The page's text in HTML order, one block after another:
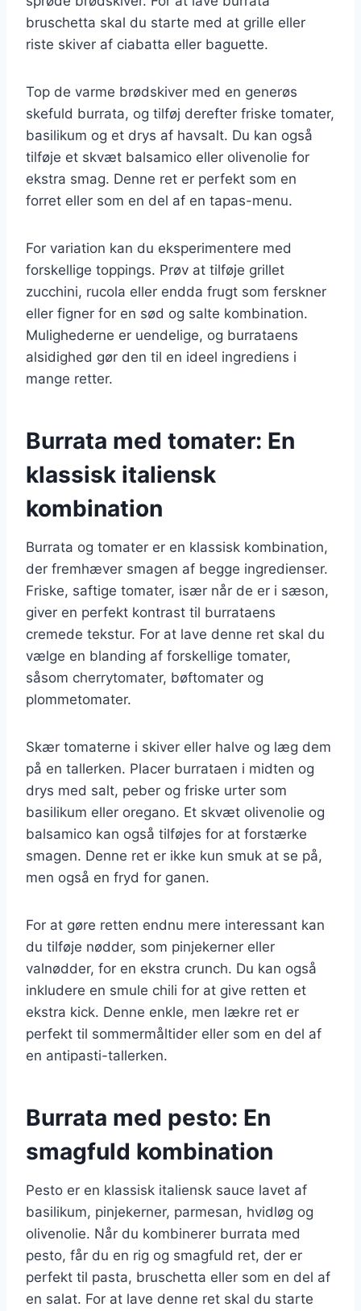
bruschetta skal du starte med at grille eller
riste skiver af ciabatta eller baguette.
Top de varme brødskiver med en generøs
skefuld burrata, og tilføj derefter friske tomater,
basilikum og et drys af havsalt. Du kan også
tilføje et skvæt balsamico eller olivenolie for
ekstra smag. Denne ret er perfekt som en
forret eller som en del af en tapas-menu.
For variation kan du eksperimentere med
forskellige toppings. Prøv at tilføje grillet
zucchini, rucola eller endda frugt som ferskner
eller figner for en sød og salte kombination.
Mulighederne er uendelige, og burrataens
alsidighed gør den til en ideel ingrediens i
mange retter.
Burrata med tomater: En
klassisk italiensk
kombination
Burrata og tomater er en klassisk kombination,
der fremhæver smagen af begge ingredienser.
Friske, saftige tomater, især når de er i sæson,
giver en perfekt kontrast til burrataens
cremede tekstur. For at lave denne ret skal du
vælge en blanding af forskellige tomater,
såsom cherrytomater, bøftomater og
plommetomater.
Skær tomaterne i skiver eller halve og læg dem
på en tallerken. Placer burrataen i midten og
drys med salt, peber og friske urter som
basilikum eller oregano. Et skvæt olivenolie og
balsamico kan også tilføjes for at forstærke
smagen. Denne ret er ikke kun smuk at se på,
men også en fryd for ganen.
For at gøre retten endnu mere interessant kan
du tilføje nødder, som pinjekerner eller
valnødder, for en ekstra crunch. Du kan også
inkludere en smule chili for at give retten et
ekstra kick. Denne enkle, men lækre ret er
perfekt til sommermåltider eller som en del af
en antipasti-tallerken.
Burrata med pesto: En
smagfuld kombination
Pesto er en klassisk italiensk sauce lavet af
basilikum, pinjekerner, parmesan, hvidløg og
olivenolie. Når du kombinerer burrata med
pesto, får du en rig og smagfuld ret, der er
perfekt til pasta, bruschetta eller som en del af
en salat. For at lave denne ret skal du starte